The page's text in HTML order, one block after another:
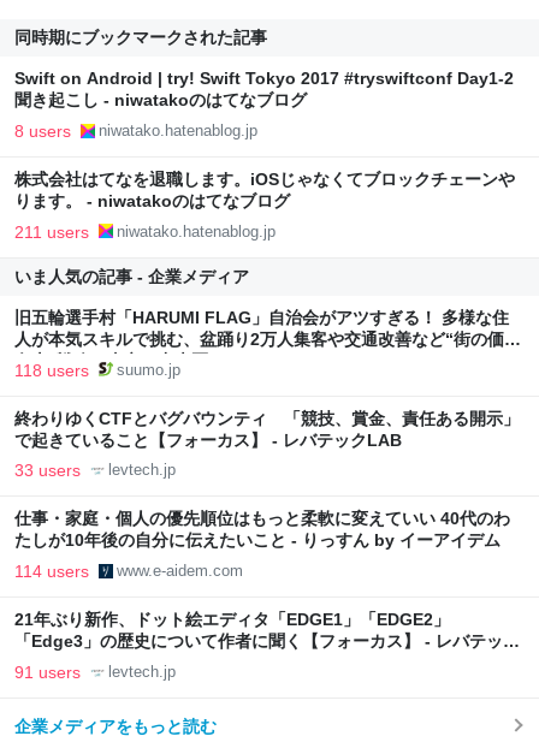
同時期にブックマークされた記事
Swift on Android | try! Swift Tokyo 2017 #tryswiftconf Day1-2
聞き起こし - niwatakoのはてなブログ
8 users niwatako.hatenablog.jp
株式会社はてなを退職します。iOSじゃなくてブロックチェーンや
ります。 - niwatakoのはてなブログ
211 users niwatako.hatenablog.jp
いま人気の記事 - 企業メディア
旧五輪選手村「HARUMI FLAG」自治会がアツすぎる！ 多様な住
人が本気スキルで挑む、盆踊り2万人集客や交通改善など“街の価値
向上”戦略 東京・中央区
118 users suumo.jp
終わりゆくCTFとバグバウンティ 「競技、賞金、責任ある開示」
で起きていること【フォーカス】 - レバテックLAB
33 users levtech.jp
仕事・家庭・個人の優先順位はもっと柔軟に変えていい 40代のわ
たしが10年後の自分に伝えたいこと - りっすん by イーアイデム
114 users www.e-aidem.com
21年ぶり新作、ドット絵エディタ「EDGE1」「EDGE2」
「Edge3」の歴史について作者に聞く【フォーカス】 - レバテック
LAB
91 users levtech.jp
企業メディアをもっと読む